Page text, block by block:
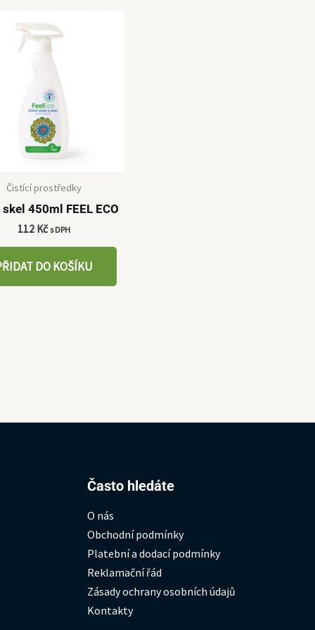
Čistící prostředky
450ml FEEL ECO
112 Kč s DPH
DO KOŠÍKU
Často hledáte
O nás
Obchodní podmínky
Platební a dodací podmínky
Reklamační řád
Zásady ochrany osobních údajů
Kontakty
Hledat: